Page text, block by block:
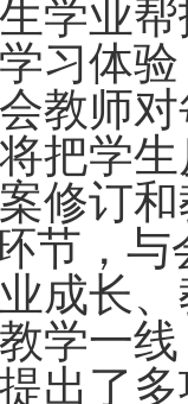
学业
习体
教师
把学
修订
节，
成长
学一
出了